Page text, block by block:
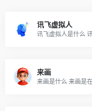
讯飞虚拟人
来画